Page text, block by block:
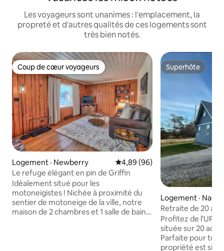
Les voyageurs sont unanimes : l'emplacement, la
propreté et d'autres qualités de ces logements sont
très bien notés.
Coup de cœur voyageurs
Coup de cœur voyageurs
Logement · Newberry Note moyenne de 4,89 sur 5,
4,89 (96)
Le refuge élégant en pin de Griffin
Idéalement situé pour les
motoneigistes ! Nichée à proximité du
sentier de motoneige de la ville, notre
maison de 2 chambres et 1 salle de bain
Superhôte
Superhôte
Logement ·
Retraite de 20
sentiers de
Profitez de l'UP
située sur 20
Parfaite pour
propriété est